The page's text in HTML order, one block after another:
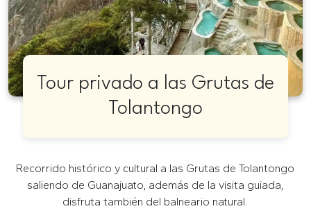
Tour privado a las Grutas de
Tolantongo
Recorrido histórico y cultural a las Grutas de Tolantongo
saliendo de Guanajuato, además de la visita guiada,
disfruta también del balneario natural.